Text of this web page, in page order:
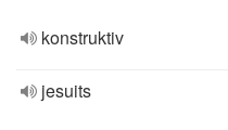
konstruktiv
jesuits